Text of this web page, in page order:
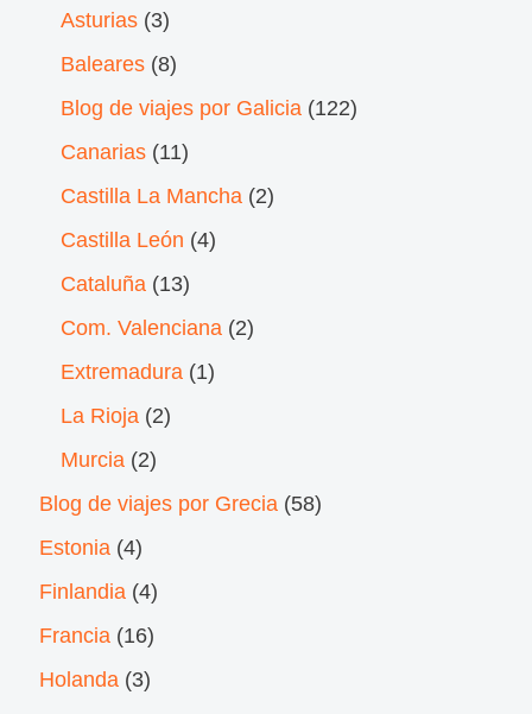
Asturias (3)
Baleares (8)
Blog de viajes por Galicia (122)
Canarias (11)
Castilla La Mancha (2)
Castilla León (4)
Cataluña (13)
Com. Valenciana (2)
Extremadura (1)
La Rioja (2)
Murcia (2)
Blog de viajes por Grecia (58)
Estonia (4)
Finlandia (4)
Francia (16)
Holanda (3)